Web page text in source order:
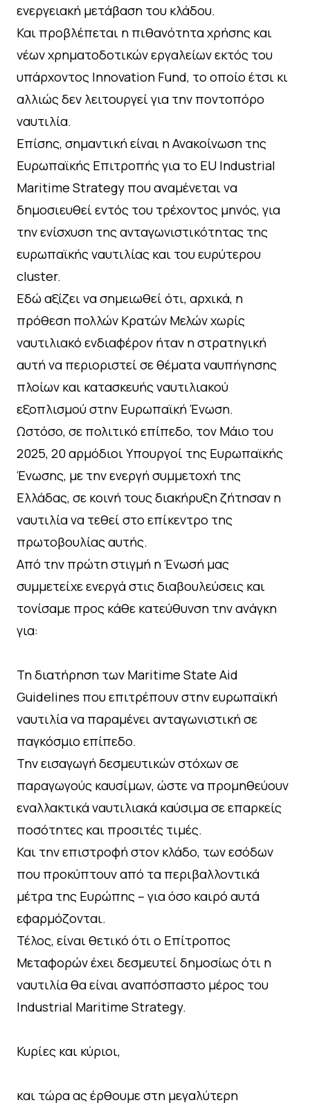
ενεργειακή μετάβαση του κλάδου.
Και προβλέπεται η πιθανότητα χρήσης και
νέων χρηματοδοτικών εργαλείων εκτός του
υπάρχοντος Innovation Fund, το οποίο έτσι κι
αλλιώς δεν λειτουργεί για την ποντοπόρο
ναυτιλία.
Επίσης, σημαντική είναι η Ανακοίνωση της
Ευρωπαϊκής Επιτροπής για το EU Industrial
Maritime Strategy που αναμένεται να
δημοσιευθεί εντός του τρέχοντος μηνός, για
την ενίσχυση της ανταγωνιστικότητας της
ευρωπαϊκής ναυτιλίας και του ευρύτερου
cluster.
Εδώ αξίζει να σημειωθεί ότι, αρχικά, η
πρόθεση πολλών Κρατών Μελών χωρίς
ναυτιλιακό ενδιαφέρον ήταν η στρατηγική
αυτή να περιοριστεί σε θέματα ναυπήγησης
πλοίων και κατασκευής ναυτιλιακού
εξοπλισμού στην Ευρωπαϊκή Ένωση.
Ωστόσο, σε πολιτικό επίπεδο, τον Μάιο του
2025, 20 αρμόδιοι Υπουργοί της Ευρωπαϊκής
Ένωσης, με την ενεργή συμμετοχή της
Ελλάδας, σε κοινή τους διακήρυξη ζήτησαν η
ναυτιλία να τεθεί στο επίκεντρο της
πρωτοβουλίας αυτής.
Από την πρώτη στιγμή η Ένωσή μας
συμμετείχε ενεργά στις διαβουλεύσεις και
τονίσαμε προς κάθε κατεύθυνση την ανάγκη
για:
Τη διατήρηση των Maritime State Aid
Guidelines που επιτρέπουν στην ευρωπαϊκή
ναυτιλία να παραμένει ανταγωνιστική σε
παγκόσμιο επίπεδο.
Την εισαγωγή δεσμευτικών στόχων σε
παραγωγούς καυσίμων, ώστε να προμηθεύουν
εναλλακτικά ναυτιλιακά καύσιμα σε επαρκείς
ποσότητες και προσιτές τιμές.
Και την επιστροφή στον κλάδο, των εσόδων
που προκύπτουν από τα περιβαλλοντικά
μέτρα της Ευρώπης – για όσο καιρό αυτά
εφαρμόζονται.
Τέλος, είναι θετικό ότι ο Επίτροπος
Μεταφορών έχει δεσμευτεί δημοσίως ότι η
ναυτιλία θα είναι αναπόσπαστο μέρος του
Industrial Maritime Strategy.
Κυρίες και κύριοι,
και τώρα ας έρθουμε στη μεγαλύτερη